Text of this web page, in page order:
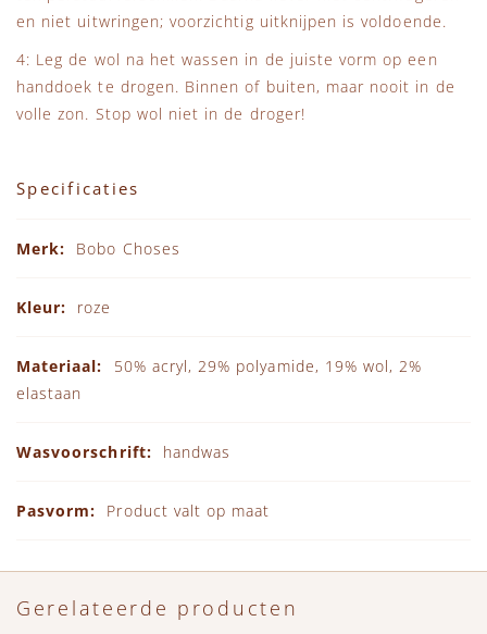
en niet uitwringen; voorzichtig uitknijpen is voldoende.
4: Leg de wol na het wassen in de juiste vorm op een
handdoek te drogen. Binnen of buiten, maar nooit in de
volle zon. Stop wol niet in de droger!
Specificaties
Bobo Choses
roze
50% acryl, 29% polyamide, 19% wol, 2%
elastaan
handwas
Product valt op maat
Gerelateerde producten